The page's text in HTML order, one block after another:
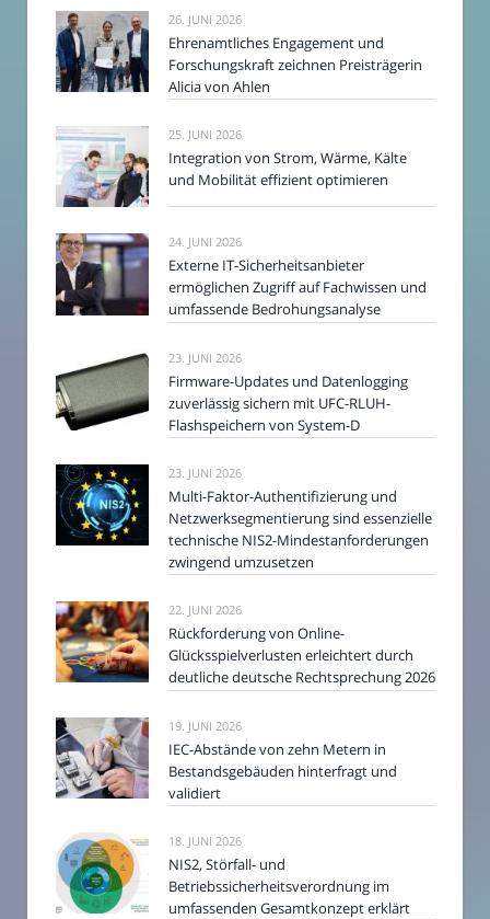
26. JUNI 2026
Ehrenamtliches Engagement und
Forschungskraft zeichnen Preisträgerin
Alicia von Ahlen
25. JUNI 2026
Integration von Strom, Wärme, Kälte
und Mobilität effizient optimieren
24. JUNI 2026
Externe IT-Sicherheitsanbieter
ermöglichen Zugriff auf Fachwissen und
umfassende Bedrohungsanalyse
23. JUNI 2026
Firmware-Updates und Datenlogging
zuverlässig sichern mit UFC-RLUH-
Flashspeichern von System-D
23. JUNI 2026
Multi-Faktor-Authentifizierung und
Netzwerksegmentierung sind essenzielle
technische NIS2-Mindestanforderungen
zwingend umzusetzen
22. JUNI 2026
Rückforderung von Online-
Glücksspielverlusten erleichtert durch
deutliche deutsche Rechtsprechung 2026
19. JUNI 2026
IEC-Abstände von zehn Metern in
Bestandsgebäuden hinterfragt und
validiert
18. JUNI 2026
NIS2, Störfall- und
Betriebssicherheitsverordnung im
umfassenden Gesamtkonzept erklärt